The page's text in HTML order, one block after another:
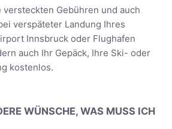
Gebühren und auch
verspäteter Landung Ihres
Innsbruck oder Flughafen
auch Ihr Gepäck, Ihre Ski- oder
kostenlos.
WÜNSCHE, WAS MUSS ICH